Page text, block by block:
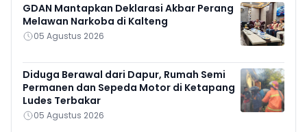
GDAN Mantapkan Deklarasi Akbar Perang
Melawan Narkoba di Kalteng
05 Agustus 2026
Diduga Berawal dari Dapur, Rumah Semi
Permanen dan Sepeda Motor di Ketapang
Ludes Terbakar
05 Agustus 2026